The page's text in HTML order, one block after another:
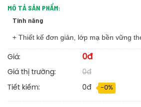
MÔ TẢ SẢN PHẨM:
Tính năng
+ Thiết kế đơn giản, lớp mạ bền vững
Giá: 0đ
Giá thị trường: 0đ
Tiết kiếm: 0đ -0%